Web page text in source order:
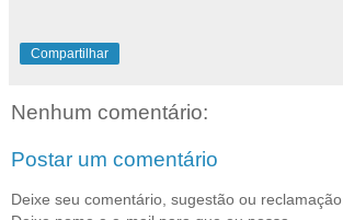
Compartilhar
Nenhum comentário:
Postar um comentário
Deixe seu comentário, sugestão ou reclamação.